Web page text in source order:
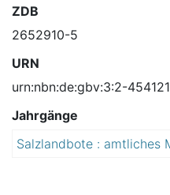
ZDB
2652910-5
URN
urn:nbn:de:gbv:3:2-454121
Jahrgänge